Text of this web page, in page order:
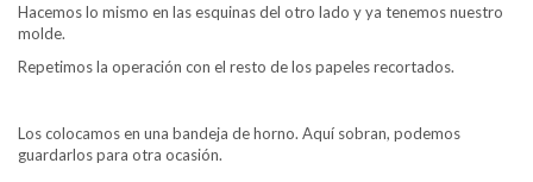
Hacemos lo mismo en las esquinas del otro lado y ya tenemos nuestro
molde.
Repetimos la operación con el resto de los papeles recortados.
Los colocamos en una bandeja de horno. Aquí sobran, podemos
guardarlos para otra ocasión.